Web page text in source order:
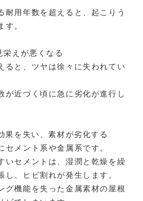
耐用年数を超えると、起こりう
す。
栄えが悪くなる
ると、ツヤは徐々に失われてい
が近づく頃に急に劣化が進行し
果を失い、素材が劣化する
セメント系や金属系です。
いセメントは、湿潤と乾燥を繰
し、ヒビ割れが発生します。
グ機能を失った金属素材の屋根